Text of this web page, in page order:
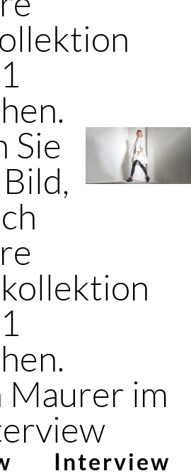
Sie
Maurer im
Interview